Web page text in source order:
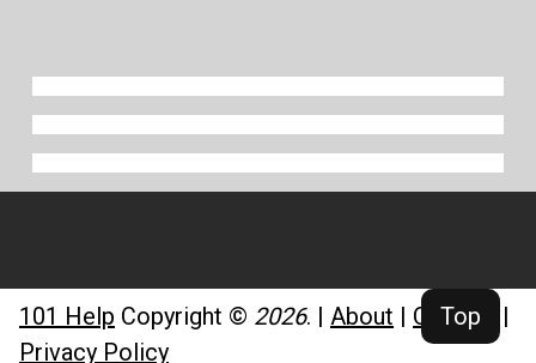
Top
101 Help Copyright © 2026. | About | Contact
|
Privacy Policy